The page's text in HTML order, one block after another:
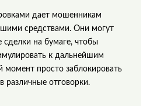
дает мошенникам
средствами. Они могут
на бумаге, чтобы
к дальнейшим
момент просто заблокировать
различные отговорки.